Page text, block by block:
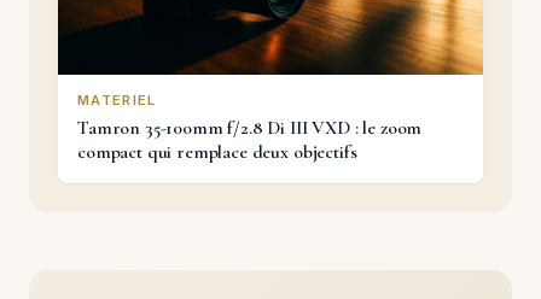
MATERIEL
Tamron 35-100mm f/2.8 Di III VXD : le zoom
compact qui remplace deux objectifs